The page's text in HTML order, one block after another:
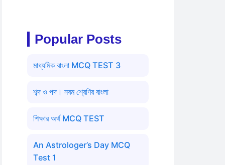
Popular Posts
মাধ্যমিক বাংলা MCQ TEST 3
শব্দ ও পদ। নবম শ্রেণির বাংলা
শিক্ষার অর্থ MCQ TEST
An Astrologer’s Day MCQ
Test 1